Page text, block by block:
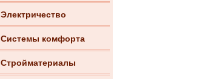
Электричество
Системы комфорта
Стройматериалы